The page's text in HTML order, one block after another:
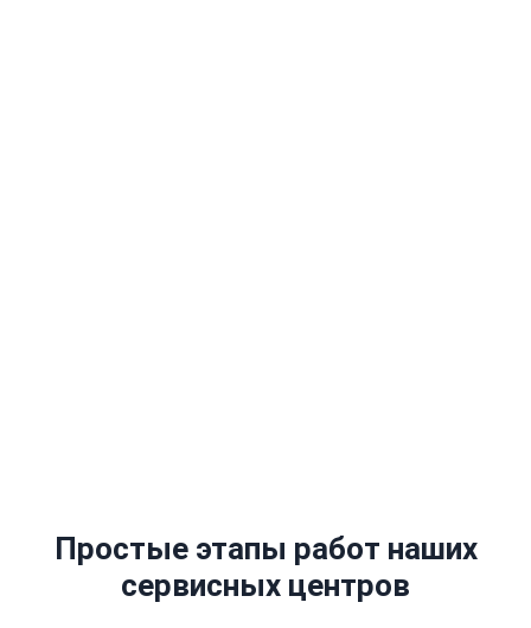
Простые этапы работ наших
сервисных центров